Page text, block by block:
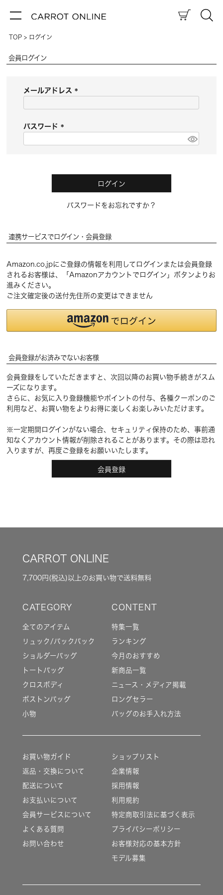
TOP ログイン
会員ログイン
メールアドレス
パスワード
ログイン
パスワードをお忘れですか？
連携サービスでログイン・会員登録
Amazon.co.jpにご登録の情報を利用してログインまたは会員登録
されるお客様は、「Amazonアカウントでログイン」ボタンよりお
進みください。
ご注文確定後の送付先住所の変更はできません
会員登録がお済みでないお客様
会員登録をしていただきますと、次回以降のお買い物手続きがスム
ーズになります。
さらに、お気に入り登録機能やポイントの付与、各種クーポンのご
利用など、お買い物をよりお得に楽しくお楽しみいただけます。
※一定期間ログインがない場合、セキュリティ保持のため、事前通
知なくアカウント情報が削除されることがあります。その際は恐れ
入りますが、再度ご登録をお願いいたします。
会員登録
CARROT ONLINE
7,700円(税込)以上のお買い物で送料無料
全てのアイテム
リュック/バックパック
ショルダーバッグ
トートバッグ
クロスボディ
ボストンバッグ
小物
特集一覧
ランキング
今月のおすすめ
新商品一覧
ニュース・メディア掲載
ロングセラー
バッグのお手入れ方法
お買い物ガイド
返品・交換について
配送について
お支払いについて
会員サービスについて
よくある質問
お問い合わせ
ショップリスト
企業情報
採用情報
利用規約
特定商取引法に基づく表示
プライバシーポリシー
お客様対応の基本方針
モデル募集